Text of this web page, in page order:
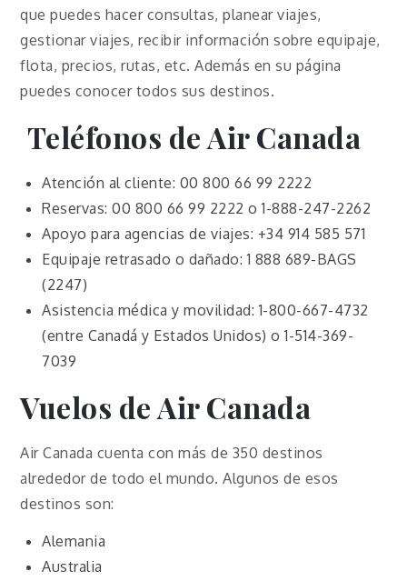
que puedes hacer consultas, planear viajes,
gestionar viajes, recibir información sobre equipaje,
flota, precios, rutas, etc. Además en su página
puedes conocer todos sus destinos.
Teléfonos de Air Canada
Atención al cliente: 00 800 66 99 2222
Reservas: 00 800 66 99 2222 o 1-888-247-2262
Apoyo para agencias de viajes: +34 914 585 571
Equipaje retrasado o dañado: 1 888 689-BAGS
(2247)
Asistencia médica y movilidad: 1-800-667-4732
(entre Canadá y Estados Unidos) o 1-514-369-
7039
Vuelos de Air Canada
Air Canada cuenta con más de 350 destinos
alrededor de todo el mundo. Algunos de esos
destinos son:
Alemania
Australia